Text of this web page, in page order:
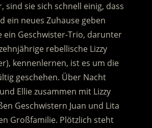
sind sie sich schnell einig, dass
ein neues Zuhause geben
ein Geschwister-Trio, darunter
rebellische Lizzy
kennenlernen, ist es um die
geschehen. Über Nacht
Ellie zusammen mit Lizzy
Geschwistern Juan und Lita
Großfamilie. Plötzlich steht